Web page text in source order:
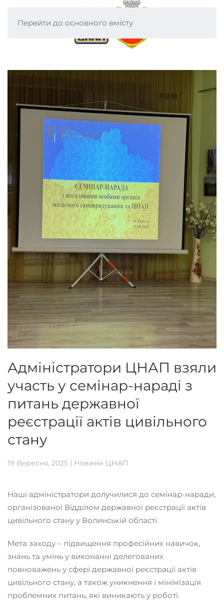
Перейти до основного вмісту
Адміністратори ЦНАП взяли
участь у семінар-нараді з
питань державної
реєстрації актів цивільного
стану
19 Вересня, 2025 | Новини ЦНАП
Наші адміністратори долучилися до семінар-наради,
організованої Відділом державної реєстрації актів
цивільного стану у Волинській області.
Мета заходу – підвищення професійних навичок,
знань та умінь у виконанні делегованих
повноважень у сфері державної реєстрації актів
цивільного стану, а також уникнення і мінімізація
проблемних питань, які виникають у роботі.